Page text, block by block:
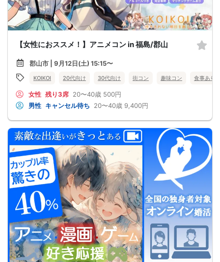
【女性におススメ！】アニメコン in 福島/郡山
郡山市 | 9月12日(土) 15:15〜
KOIKOI 20代向け 30代向け 街コン 趣味コン 食事あり
女性 残り3席 20〜40歳 500円
男性 キャンセル待ち 20〜40歳 9,400円